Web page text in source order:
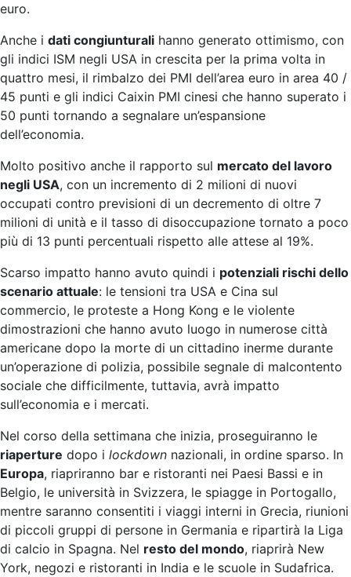
euro.
Anche i dati congiunturali hanno generato ottimismo, con
gli indici ISM negli USA in crescita per la prima volta in
quattro mesi, il rimbalzo dei PMI dell’area euro in area 40 /
45 punti e gli indici Caixin PMI cinesi che hanno superato i
50 punti tornando a segnalare un’espansione
dell’economia.
Molto positivo anche il rapporto sul mercato del lavoro
negli USA, con un incremento di 2 milioni di nuovi
occupati contro previsioni di un decremento di oltre 7
milioni di unità e il tasso di disoccupazione tornato a poco
più di 13 punti percentuali rispetto alle attese al 19%.
Scarso impatto hanno avuto quindi i potenziali rischi dello
scenario attuale: le tensioni tra USA e Cina sul
commercio, le proteste a Hong Kong e le violente
dimostrazioni che hanno avuto luogo in numerose città
americane dopo la morte di un cittadino inerme durante
un’operazione di polizia, possibile segnale di malcontento
sociale che difficilmente, tuttavia, avrà impatto
sull’economia e i mercati.
Nel corso della settimana che inizia, proseguiranno le
riaperture dopo i lockdown nazionali, in ordine sparso. In
Europa, riapriranno bar e ristoranti nei Paesi Bassi e in
Belgio, le università in Svizzera, le spiagge in Portogallo,
mentre saranno consentiti i viaggi interni in Grecia, riunioni
di piccoli gruppi di persone in Germania e ripartirà la Liga
di calcio in Spagna. Nel resto del mondo, riaprirà New
York, negozi e ristoranti in India e le scuole in Sudafrica.